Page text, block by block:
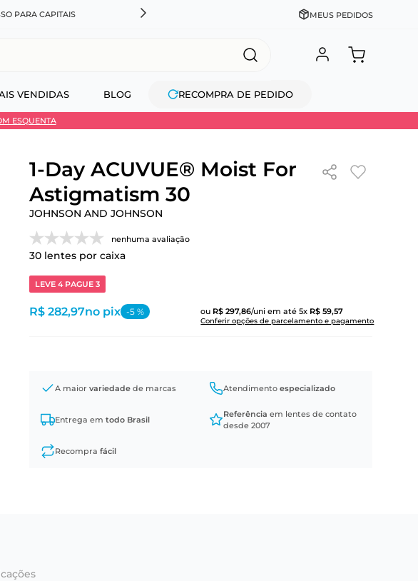
PARA CAPITAIS CADASTRE-SE GANHE 10% NA PRIMEIRA COMPRA +
MEUS PEDIDOS
VENDIDAS BLOG RECOMPRA DE PEDIDO
ESQUENTA
1-Day ACUVUE® Moist For
Astigmatism 30
JOHNSON AND JOHNSON
nenhuma avaliação
30lentes por caixa
LEVE 4 PAGUE 3
ou R$ 297,86/uni em até5x R$ 59,57
Conferir opções de parcelamento e pagamento
R$ 282,97no pix -5%
A maior variedadede marcas Atendimentoespecializado
Entrega em todo Brasil
Referência em lentes de contato
desde 2007
Recompra fácil